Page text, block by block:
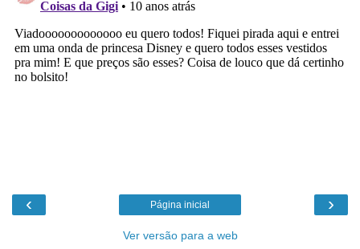
‹ ›
Página inicial
Ver versão para a web